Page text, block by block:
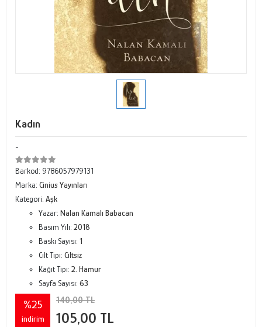
Kadın
-
Barkod: 9786057979131
Marka: Cinius Yayınları
Kategori: Aşk
Yazar: Nalan Kamalı Babacan
Basım Yılı: 2018
Baskı Sayısı: 1
Cilt Tipi: Ciltsiz
Kağıt Tipi: 2. Hamur
Sayfa Sayısı: 63
%25
indirim
140,00 TL
105,00 TL